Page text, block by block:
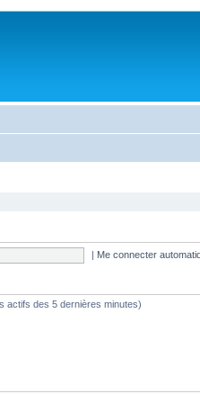
| Me connecter
actifs des 5 dernières minutes)